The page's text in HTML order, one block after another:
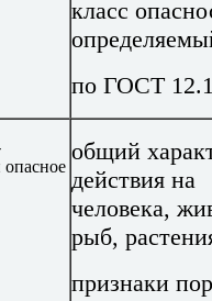
класс
по ГОСТ
общий
действия на
человека,
рыб,
признаки